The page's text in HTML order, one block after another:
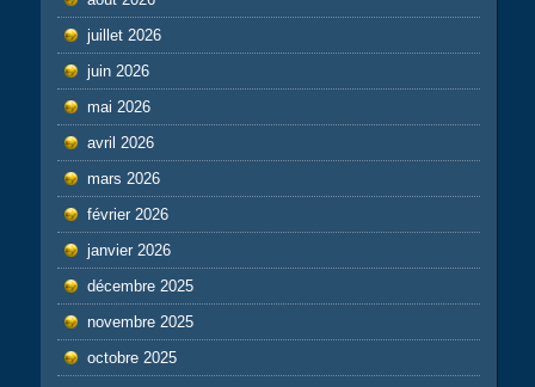
juillet 2026
juin 2026
mai 2026
avril 2026
mars 2026
février 2026
janvier 2026
décembre 2025
novembre 2025
octobre 2025